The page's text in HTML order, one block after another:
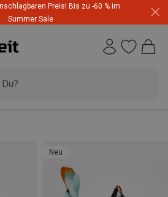
Preis! Bis zu -60 % im
Summer Sale
Neu